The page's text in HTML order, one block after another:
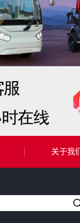
关于我们